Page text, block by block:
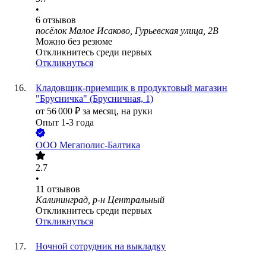
•
6 отзывов
посёлок Малое Исаково, Гурьевская улица, 2В
Можно без резюме
Откликнитесь среди первых
Откликнуться
Кладовщик-приемщик в продуктовый магазин
"Брусничка" (Брусничная, 1)
от 56 000 ₽ за месяц, на руки
Опыт 1-3 года
ООО Мегаполис-Балтика
2.7
•
11 отзывов
Калининград, р-н Центральный
Откликнитесь среди первых
Откликнуться
Ночной сотрудник на выкладку